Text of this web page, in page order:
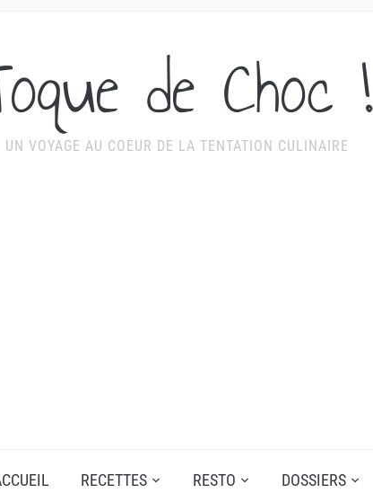
de Choc !
UN VOYAGE AU COEUR DE LA TENTATION CULINAIRE
RECETTES RESTO DOSSIERS